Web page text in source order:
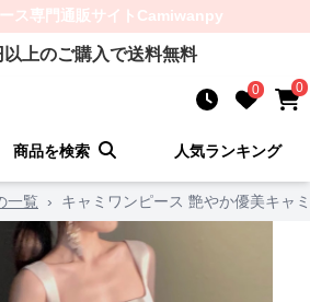
ス専門通販サイト Camiwanpy
以上のご購入で送料無料
0 0
商品を検索 人気ランキング
一覧 › キャミワンピース 艶やか優美キャ